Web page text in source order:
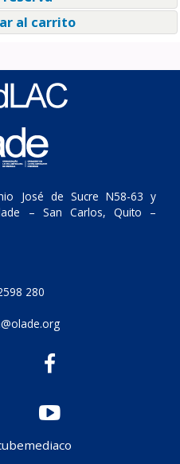
al carrito
José de Sucre N58-63 y
– San Carlos, Quito –
280